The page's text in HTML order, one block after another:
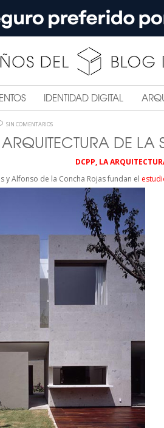
IDENTIDAD DIGITAL
SIN COMENTARIOS
DE LA
DCPP, LA
y Alfonso de la Concha Rojas fundan el